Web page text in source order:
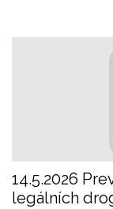
14.5.2026
legálních